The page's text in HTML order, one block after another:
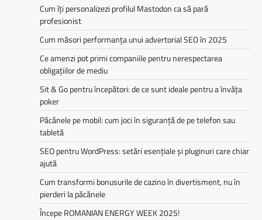
Cum îți personalizezi profilul Mastodon ca să pară
profesionist
Cum măsori performanța unui advertorial SEO în 2025
Ce amenzi pot primi companiile pentru nerespectarea
obligațiilor de mediu­­
Sit & Go pentru începători: de ce sunt ideale pentru a învăța
poker
Păcănele pe mobil: cum joci în siguranță de pe telefon sau
tabletă
SEO pentru WordPress: setări esențiale și pluginuri care chiar
ajută
Cum transformi bonusurile de cazino în divertisment, nu în
pierderi la păcănele
Începe ROMANIAN ENERGY WEEK 2025!